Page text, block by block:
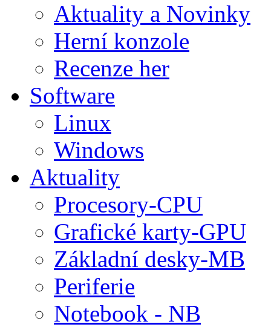
Aktuality a Novinky
Herní konzole
Recenze her
Software
Linux
Windows
Aktuality
Procesory-CPU
Grafické karty-GPU
Základní desky-MB
Periferie
Notebook - NB